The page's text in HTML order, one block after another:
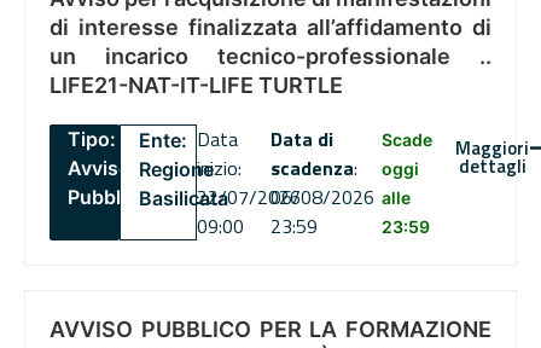
di interesse finalizzata all’affidamento di
un incarico tecnico-professionale ..
LIFE21-NAT-IT-LIFE TURTLE
Tipo:
Avviso
Pubblico
Ente:
Regione
Basilicata
Data
inizio:
22/07/2026
09:00
Data di
scadenza:
06/08/2026
23:59
Scade
oggi
alle
23:59
Maggiori
dettagli
AVVISO PUBBLICO PER LA FORMAZIONE